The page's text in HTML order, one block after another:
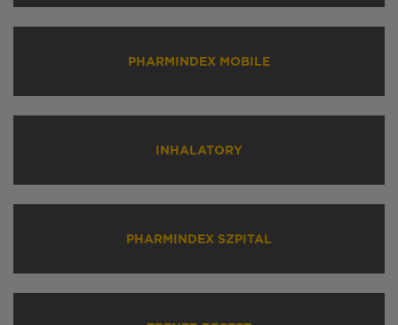
PHARMINDEX MOBILE
INHALATORY
PHARMINDEX SZPITAL